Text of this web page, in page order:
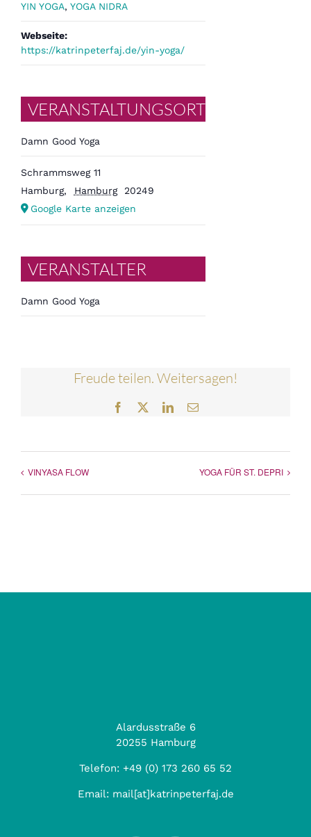
YIN YOGA, YOGA NIDRA
Webseite:
https://katrinpeterfaj.de/yin-yoga/
VERANSTALTUNGSORT
Damn Good Yoga
Schrammsweg 11
Hamburg, Hamburg
20249
Google Karte anzeigen
VERANSTALTER
Damn Good Yoga
Freude teilen. Weitersagen!
Facebook
TwitterLinkedIn
E-
VINYASA FLOW YOGA FÜR ST. DEPRI
Alardusstraße 6
20255 Hamburg
Telefon: +49 (0) 173 260 65 52
Email: mail[at]katrinpeterfaj.de